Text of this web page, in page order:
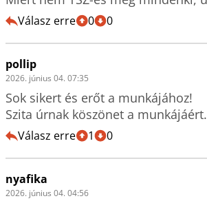
Válasz erre 0 0
pollip
2026. június 04. 07:35
Sok sikert és erőt a munkájához!
Szita úrnak köszönet a munkájáért.
Válasz erre 1 0
nyafika
2026. június 04. 04:56